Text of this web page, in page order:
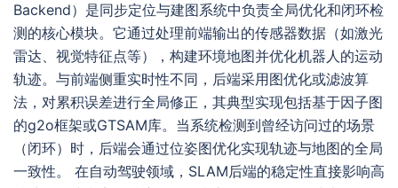
Backend）是同步定位与建图系统中负责全局优化和闭环检
测的核心模块。它通过处理前端输出的传感器数据（如激光
雷达、视觉特征点等），构建环境地图并优化机器人的运动
轨迹。与前端侧重实时性不同，后端采用图优化或滤波算
法，对累积误差进行全局修正，其典型实现包括基于因子图
的g2o框架或GTSAM库。当系统检测到曾经访问过的场景
（闭环）时，后端会通过位姿图优化实现轨迹与地图的全局
一致性。 在自动驾驶领域，SLAM后端的稳定性直接影响高